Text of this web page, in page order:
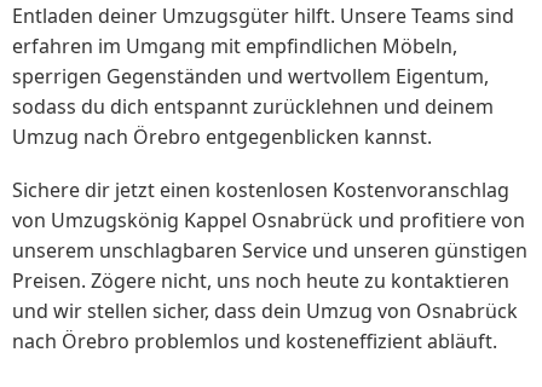
Entladen deiner Umzugsgüter hilft. Unsere Teams sind
erfahren im Umgang mit empfindlichen Möbeln,
sperrigen Gegenständen und wertvollem Eigentum,
sodass du dich entspannt zurücklehnen und deinem
Umzug nach Örebro entgegenblicken kannst.
Sichere dir jetzt einen kostenlosen Kostenvoranschlag
von Umzugskönig Kappel Osnabrück und profitiere von
unserem unschlagbaren Service und unseren günstigen
Preisen. Zögere nicht, uns noch heute zu kontaktieren
und wir stellen sicher, dass dein Umzug von Osnabrück
nach Örebro problemlos und kosteneffizient abläuft.